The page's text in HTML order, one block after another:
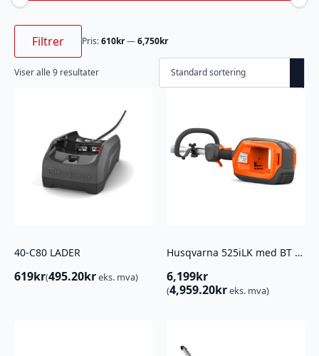
Min.
Makspris
Filtrer Pris:610kr—6,750kr
Viser alle 9 resultater
40-C80 LADER
619kr(495.20kreks. mva)
Husqvarna 525iLK med BT motorenhet
6,199kr
(4,959.20kreks. mva)